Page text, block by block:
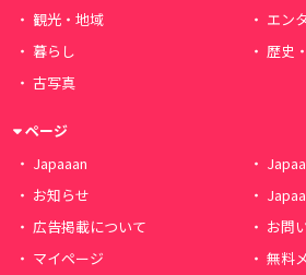
観光・地域
エン
暮らし
歴史
古写真
ページ
Japaaan
お知らせ
広告掲載について
お問
マイページ
無料